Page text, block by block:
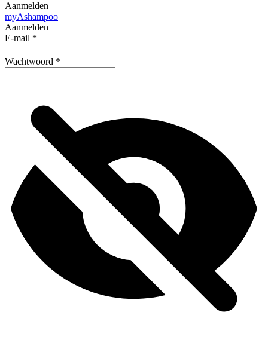
Aanmelden
myAshampoo
Aanmelden
E-mail *
Wachtwoord *